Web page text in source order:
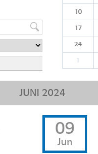
10
17
24
1
JUNI 2024
09
Jun